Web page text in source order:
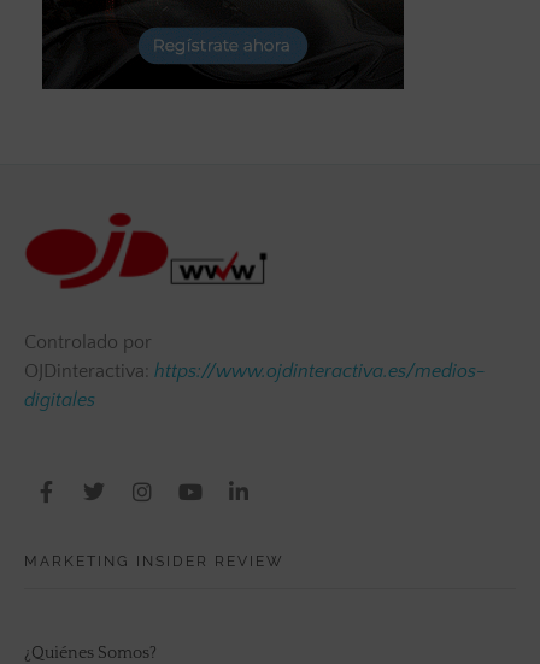
Controlado por
OJDinteractiva: https://www.ojdinteractiva.es/medios-
digitales
MARKETING INSIDER REVIEW
¿Quiénes Somos?